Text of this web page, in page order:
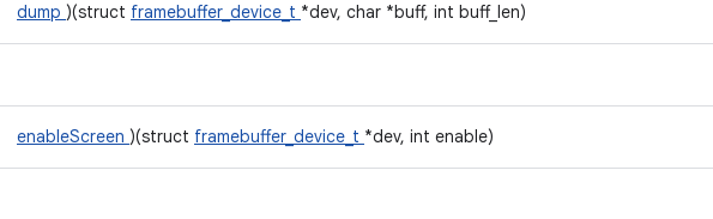
dump )(struct framebuffer_device_t *dev, char *buff, int buff_len)
enableScreen )(struct framebuffer_device_t *dev, int enable)